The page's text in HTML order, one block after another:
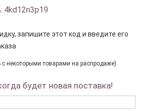
4kd12n3p19
запишите этот код и введите его
с некоторыми товарами на распродаже).
будет новая поставка!